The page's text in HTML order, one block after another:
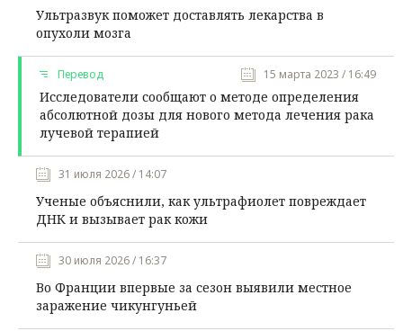
Ультразвук поможет доставлять лекарства в
опухоли мозга
Перевод 15 марта 2023 / 16:49
Исследователи сообщают о методе определения
абсолютной дозы для нового метода лечения рака
лучевой терапией
31 июля 2026 / 14:07
Ученые объяснили, как ультрафиолет повреждает
ДНК и вызывает рак кожи
30 июля 2026 / 16:37
Во Франции впервые за сезон выявили местное
заражение чикунгуньей